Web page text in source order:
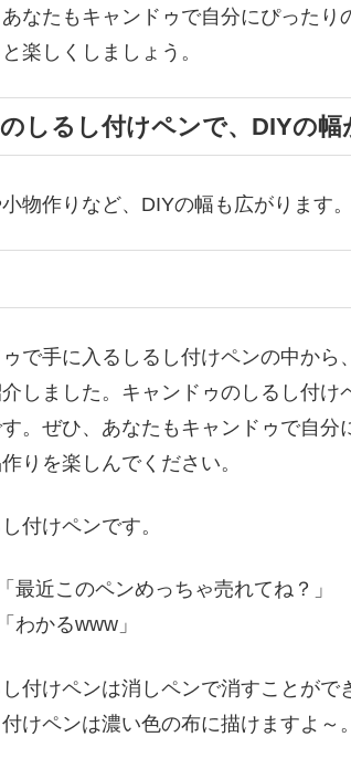
なたもキャンドゥで自分にぴった
楽しくしましょう。
しるし付けペンで、DIYの幅
物作りなど、DIYの幅も広がります。
で手に入るしるし付けペンの中か
しました。キャンドゥのしるし付
。ぜひ、あなたもキャンドゥで自分
りを楽しんでください。
付けペンです。
最近このペンめっちゃ売れてね？」
わかるwww」
付けペンは消しペンで消すことがで
けペンは濃い色の布に描けますよ～。